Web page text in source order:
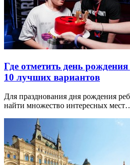
Где отметить день
10 лучших вариантов
Для празднования дня рождения
найти множество интересных